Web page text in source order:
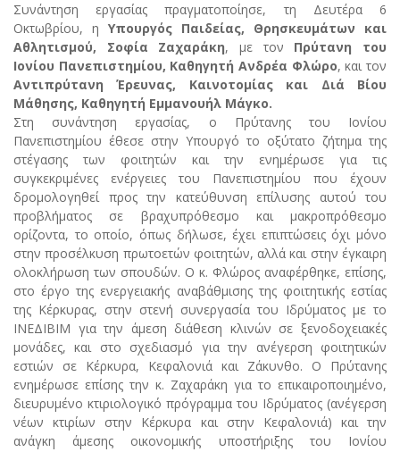
Συνάντηση εργασίας πραγματοποίησε, τη Δευτέρα 6
Οκτωβρίου, η Υπουργός Παιδείας, Θρησκευμάτων και
Αθλητισμού, Σοφία Ζαχαράκη, με τον Πρύτανη του
Ιονίου Πανεπιστημίου, Καθηγητή Ανδρέα Φλώρο, και τον
Αντιπρύτανη Έρευνας, Καινοτομίας και Διά Βίου
Μάθησης, Καθηγητή Εμμανουήλ Μάγκο.
Στη συνάντηση εργασίας, ο Πρύτανης του Ιονίου
Πανεπιστημίου έθεσε στην Υπουργό το οξύτατο ζήτημα της
στέγασης των φοιτητών και την ενημέρωσε για τις
συγκεκριμένες ενέργειες του Πανεπιστημίου που έχουν
δρομολογηθεί προς την κατεύθυνση επίλυσης αυτού του
προβλήματος σε βραχυπρόθεσμο και μακροπρόθεσμο
ορίζοντα, το οποίο, όπως δήλωσε, έχει επιπτώσεις όχι μόνο
στην προσέλκυση πρωτοετών φοιτητών, αλλά και στην έγκαιρη
ολοκλήρωση των σπουδών. Ο κ. Φλώρος αναφέρθηκε, επίσης,
στο έργο της ενεργειακής αναβάθμισης της φοιτητικής εστίας
της Κέρκυρας, στην στενή συνεργασία του Ιδρύματος με το
ΙΝΕΔΙΒΙΜ για την άμεση διάθεση κλινών σε ξενοδοχειακές
μονάδες, και στο σχεδιασμό για την ανέγερση φοιτητικών
εστιών σε Κέρκυρα, Κεφαλονιά και Ζάκυνθο. Ο Πρύτανης
ενημέρωσε επίσης την κ. Ζαχαράκη για το επικαιροποιημένο,
διευρυμένο κτιριολογικό πρόγραμμα του Ιδρύματος (ανέγερση
νέων κτιρίων στην Κέρκυρα και στην Κεφαλονιά) και την
ανάγκη άμεσης οικονομικής υποστήριξης του Ιονίου